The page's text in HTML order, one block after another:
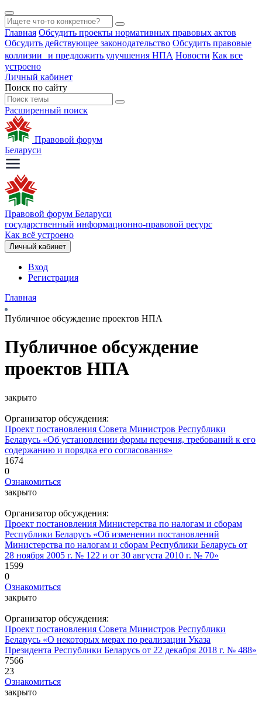
Главная Обсудить проекты нормативных правовых актов
Обсудить действующее законодательство Обсудить правовые
коллизии и предложить улучшения НПА Новости Как все
устроено
Личный кабинет
Поиск по сайту
Расширенный поиск
Правовой форум
Беларуси
Правовой форум Беларуси
государственный информационно-правовой ресурс
Как всё устроено
Личный кабинет
Вход
Регистрация
Главная
Публичное обсуждение проектов НПА
Публичное обсуждение
проектов НПА
закрыто
Организатор обсуждения:
Проект постановления Совета Министров Республики
Беларусь «Об установлении формы перечня, требований к его
содержанию и порядка его согласования»
1674
0
Ознакомиться
закрыто
Организатор обсуждения:
Проект постановления Министерства по налогам и сборам
Республики Беларусь «Об изменении постановлений
Министерства по налогам и сборам Республики Беларусь от
28 ноября 2005 г. № 122 и от 30 августа 2010 г. № 70»
1599
0
Ознакомиться
закрыто
Организатор обсуждения:
Проект постановления Совета Министров Республики
Беларусь «О некоторых мерах по реализации Указа
Президента Республики Беларусь от 22 декабря 2018 г. № 488»
7566
23
Ознакомиться
закрыто